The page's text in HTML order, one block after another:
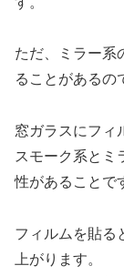
ただ、ミラー系
ることがあるの
窓ガラスにフィ
スモーク系とミ
性があることで
フィルムを貼る
上がります。